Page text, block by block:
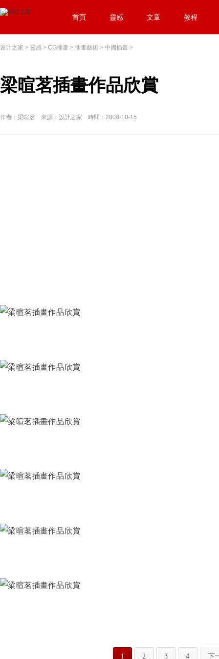
首頁 靈感 文章 教程
设计之家 > 靈感 > CG插畫 > 插畫藝術 > 中國插畫 >
梁暄茗插畫作品欣賞
作者：梁暄茗 來源：設計之家 時間：2008-10-15
1 2 3 4 下